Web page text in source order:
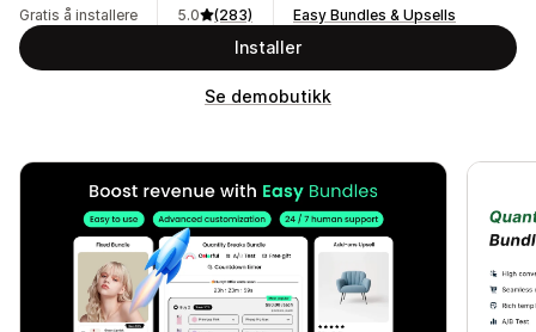
Gratis å installere
5.0
(283)
Easy Bundles & Upsells
Installer
Se demobutikk